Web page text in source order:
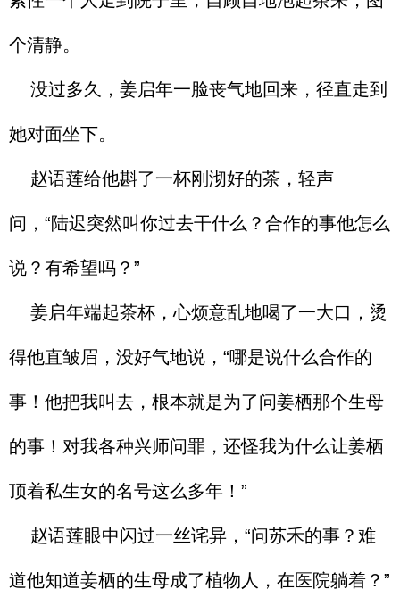
个清静。
没过多久，姜启年一脸丧气地回来，径直走到
她对面坐下。
赵语莲给他斟了一杯刚沏好的茶，轻声
问，“陆迟突然叫你过去干什么？合作的事他怎么
说？有希望吗？”
姜启年端起茶杯，心烦意乱地喝了一大口，烫
得他直皱眉，没好气地说，“哪是说什么合作的
事！他把我叫去，根本就是为了问姜栖那个生母
的事！对我各种兴师问罪，还怪我为什么让姜栖
顶着私生女的名号这么多年！”
赵语莲眼中闪过一丝诧异，“问苏禾的事？难
道他知道姜栖的生母成了植物人，在医院躺着？”